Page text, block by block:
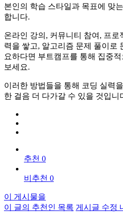
본인의 학습 스타일과 목표에 맞
합니다.
온라인 강의, 커뮤니티 참여, 프로
력을 쌓고, 알고리즘 문제 풀이로
요하다면 부트캠프를 통해 집중
보세요.
이러한 방법들을 통해 코딩 실력
한 걸음 더 다가갈 수 있을 것입니
추천 0
비추천 0
이 게시물을
이 글의 추천인 목록 게시글 수정